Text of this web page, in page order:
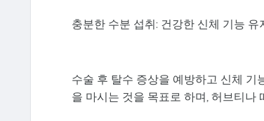
충분한 수분 섭취: 건강한 신체 기능 유
수술 후 탈수 증상을 예방하고 신체 기
을 마시는 것을 목표로 하며, 허브티나